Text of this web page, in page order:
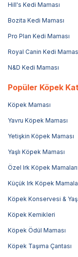
Hill's Kedi Maması
Bozita Kedi Maması
Pro Plan Kedi Maması
Royal Canin Kedi
N&D Kedi Maması
Popüler Köpek
Köpek Maması
Yavru Köpek Maması
Yetişkin Köpek Maması
Yaşlı Köpek Maması
Özel Irk Köpek Mamaları
Küçük Irk Köpek
Köpek Konservesi &
Köpek Kemikleri
Köpek Ödül Maması
Köpek Taşıma Çantası